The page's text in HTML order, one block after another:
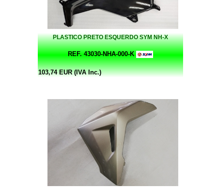
PLASTICO PRETO ESQUERDO SYM NH-X
REF. 43030-NHA-000-K
103,74 EUR (IVA Inc.)